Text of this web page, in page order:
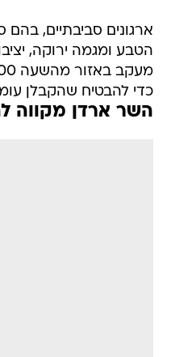
ארגונים סביבתיים,
הטבע ומגמה ירוקה,
כדי להבטיח שהקבלן
השר ארדן מקווה